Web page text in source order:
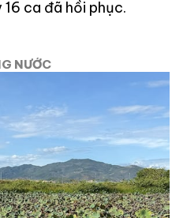
ca đã hồi phục.
NƯỚC